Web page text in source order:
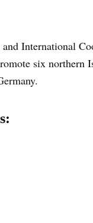
International
six northern